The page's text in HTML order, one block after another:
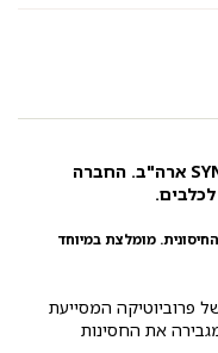
פרוביוטיקה לכלבים מבית חברת SYNERGY ארה"ב. החברה
מומלצת במיוחד
פרוביוטיקה המסייעת
את החסינות